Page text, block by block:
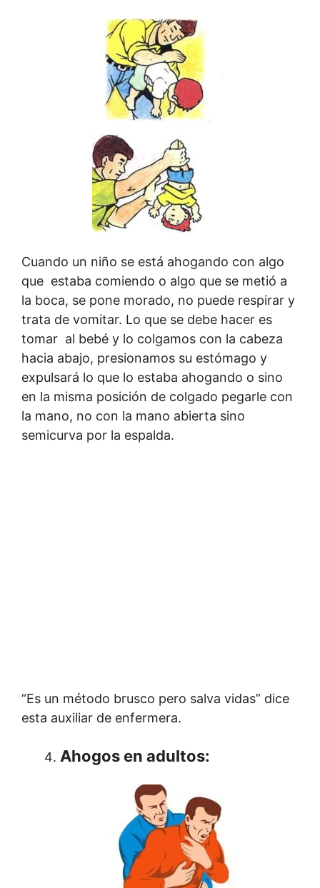
Cuando un niño se está ahogando con algo
que estaba comiendo o algo que se metió a
la boca, se pone morado, no puede respirar y
trata de vomitar. Lo que se debe hacer es
tomar al bebé y lo colgamos con la cabeza
hacia abajo, presionamos su estómago y
expulsará lo que lo estaba ahogando o sino
en la misma posición de colgado pegarle con
la mano, no con la mano abierta sino
semicurva por la espalda.
“Es un método brusco pero salva vidas” dice
esta auxiliar de enfermera.
Ahogos en adultos: